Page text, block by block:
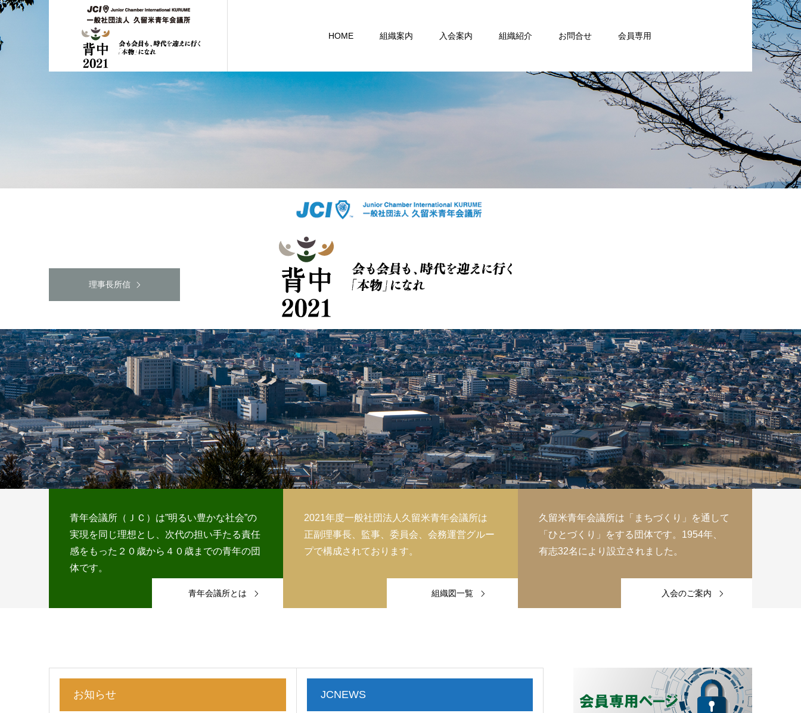
HOME 組織案内 入会案内 組織紹介 お問合せ 会員専用
理事長所信
青年会議所（ＪＣ）は”明るい豊かな社会”の
実現を同じ理想とし、次代の担い手たる責任
感をもった２０歳から４０歳までの青年の団
体です。
青年会議所とは
2021年度一般社団法人久留米青年会議所は
正副理事長、監事、委員会、会務運営グルー
プで構成されております。
組織図一覧
久留米青年会議所は「まちづくり」を通して
「ひとづくり」をする団体です。1954年、
有志32名により設立されました。
入会のご案内
お知らせ JCNEWS